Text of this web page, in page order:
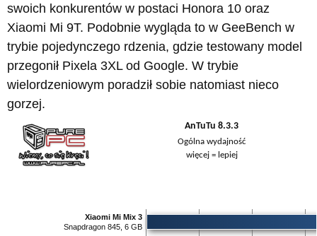
swoich konkurentów w postaci Honora 10 oraz
Xiaomi Mi 9T. Podobnie wygląda to w GeeBench w
trybie pojedynczego rdzenia, gdzie testowany model
przegonił Pixela 3XL od Google. W trybie
wielordzeniowym poradził sobie natomiast nieco
gorzej.
AnTuTu 8.3.3
Ogólna wydajność
więcej = lepiej
Xiaomi Mi Mix 3
Snapdragon 845, 6 GB